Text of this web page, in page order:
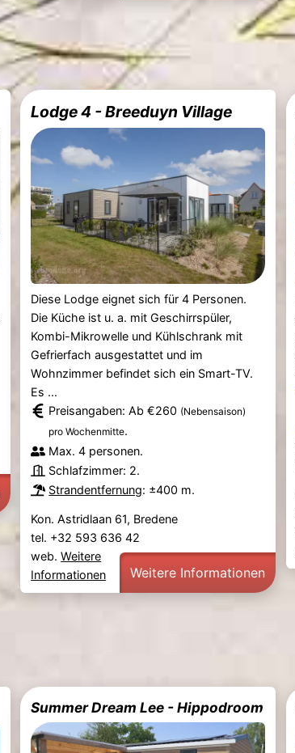
Lodge 4 - Breeduyn Village
Diese Lodge eignet sich für 4 Personen.
Die Küche ist u. a. mit Geschirrspüler,
Kombi-Mikrowelle und Kühlschrank mit
Gefrierfach ausgestattet und im
Wohnzimmer befindet sich ein Smart-TV.
Es ...
Preisangaben: Ab €260 (Nebensaison)
pro Wochenmitte.
Max. 4 personen.
Schlafzimmer: 2.
Strandentfernung: ±400 m.
Kon. Astridlaan 61, Bredene
tel. +32 593 636 42
web.Weitere
Informationen
Weitere Informationen
Summer Dream Lee - Hippodroom